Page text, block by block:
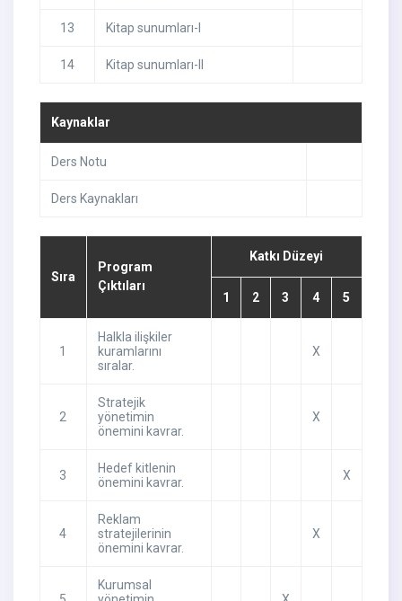
13 Kitap sunumları-I
14 Kitap sunumları-II
Kaynaklar
Ders Notu
Ders Kaynakları
Sıra
Program
Çıktıları
Katkı Düzeyi
1 2 3 4 5
1
Halkla ilişkiler
kuramlarını
sıralar.
X
2
Stratejik
yönetimin
önemini kavrar.
X
3
Hedef kitlenin
önemini kavrar.
X
4
Reklam
stratejilerinin
önemini kavrar.
X
Kurumsal